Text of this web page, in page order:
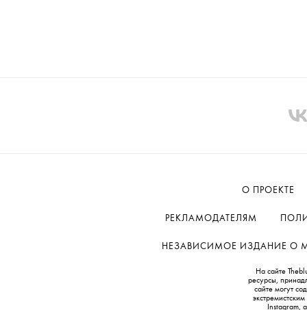
О ПРОЕКТЕ
РЕКЛАМОДАТЕЛЯМ
НЕЗАВИСИМОЕ ИЗДАНИЕ О
На сайте
ресурсы,
сайте могут
Instagram,